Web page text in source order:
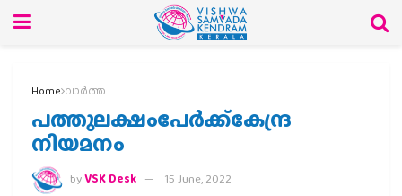
Home വാര്‍ത്ത
പത്തുലക്ഷംപേര്‍ക്ക്കേന്ദ്ര
നിയമനം
byVSK Desk 15 June, 2022